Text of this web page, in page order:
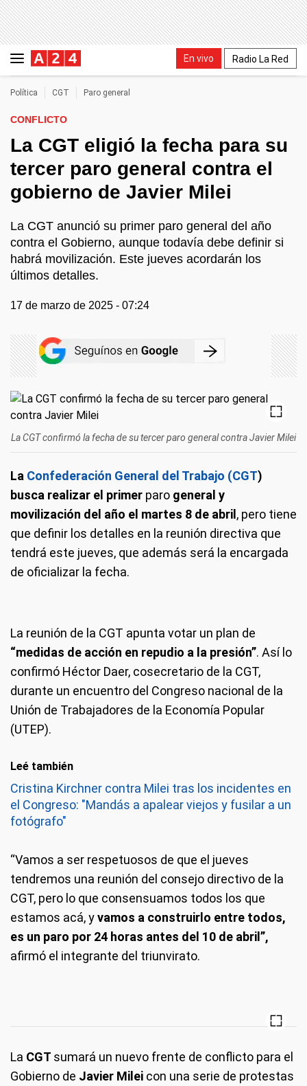
En vivo Radio La Red
Política CGT Paro general
CONFLICTO
La CGT eligió la fecha para su
tercer paro general contra el
gobierno de Javier Milei
La CGT anunció su primer paro general del año
contra el Gobierno, aunque todavía debe definir si
habrá movilización. Este jueves acordarán los
últimos detalles.
17 de marzo de 2025 - 07:24
La CGT confirmó la fecha de su tercer paro general contra Javier Milei
La Confederación General del Trabajo (CGT)
busca realizar el primer paro general y
movilización del año el martes 8 de abril , pero tiene
que definir los detalles en la reunión directiva que
tendrá este jueves, que además será la encargada
de oficializar la fecha.
La reunión de la CGT apunta votar un plan de
“medidas de acción en repudio a la presión”. Así lo
confirmó Héctor Daer, cosecretario de la CGT,
durante un encuentro del Congreso nacional de la
Unión de Trabajadores de la Economía Popular
(UTEP).
Leé también
Cristina Kirchner contra Milei tras los incidentes en
el Congreso: "Mandás a apalear viejos y fusilar a un
fotógrafo"
“Vamos a ser respetuosos de que el jueves
tendremos una reunión del consejo directivo de la
CGT, pero lo que consensuamos todos los que
estamos acá, yvamos a construirlo entre todos,
es un paro por 24 horas antes del 10 de abril”,
afirmó el integrante del triunvirato.
La CGT sumará un nuevo frente de conflicto para el
Gobierno de Javier Milei con una serie de protestas